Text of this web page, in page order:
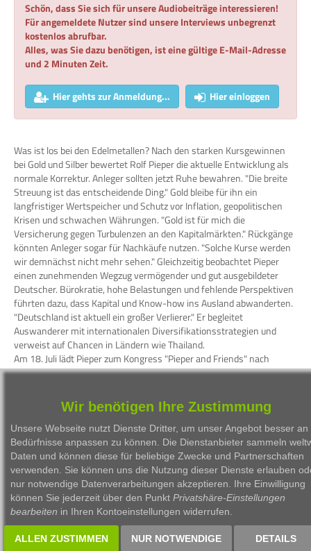
Schön, dass Sie sich für unsere Audiobeiträge interessieren!
Für angemeldete Nutzer sind unsere Interviews unbegrenzt
kostenlos abrufbar.
Alles, was Sie dazu benötigen, ist eine gültige E-Mail-Adresse
und 2 Minuten Zeit.
Hier gehts zur Anmeldung... Hier einloggen
Was ist los bei den Edelmetallen? Nach den starken Kursgewinnen
bei Gold und Silber bewertet Rolf Pieper die aktuelle Entwicklung als
normale Korrektur. Anleger sollten jetzt Ruhe bewahren. "Die breite
Streuung ist das entscheidende Ding." Gold bleibe für ihn ein
langfristiger Wertspeicher und Schutz vor Inflation, geopolitischen
Krisen und schwachen Währungen. "Gold ist für mich die
Versicherung gegen Turbulenzen an den Kapitalmärkten." Rückgänge
könnten Anleger sogar für Nachkäufe nutzen. "Solche Kurse werden
wir demnächst nicht mehr sehen." Gleichzeitig beobachtet Pieper
einen zunehmenden Wegzug vermögender und gut ausgebildeter
Deutscher. Bürokratie, hohe Belastungen und fehlende Perspektiven
führten dazu, dass Kapital und Know-how ins Ausland abwanderten.
"Deutschland ist aktuell ein großer Verlierer." Er begleitet
Auswanderer mit internationalen Diversifikationsstrategien und
verweist auf Chancen in Ländern wie Thailand.
Am 18. Juli lädt Pieper zum Kongress "Pieper and Friends" nach
München ein.
Person Firma Serie
1999 - 2026 Börsen Radio Network AG
Wir benötigen Ihre Zustimmung
Unsere Webseite nutzt Dienste Dritter, um unser Angebot besser an
Bedürfnisse anpassen zu können. Die Dienstanbieter sammeln
Daten und können diese für beliebige Zwecke und Partnerschaften
verwenden. Sie können uns die Nutzung dieser Dienste erlauben
nur notwendige Datenverarbeitungen akzeptieren. Ihre Einwilligung
können Sie jederzeit über den Punkt Privatshäre-Einstellungen
bearbeiten in Ihren Kontoeinstellungen widerrufen.
ALLEN ZUSTIMMEN NUR NOTWENDIGE DETAILS